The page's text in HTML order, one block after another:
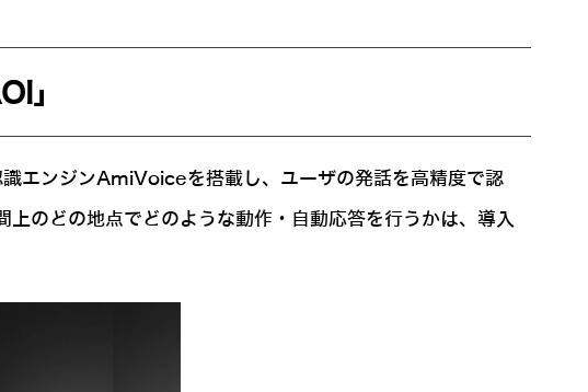
」
エンジンAmiVoiceを搭載し、ユーザの発話を高精度で認
のどの地点でどのような動作・自動応答を行うかは、導入